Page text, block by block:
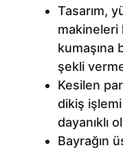
Tasarım,
makineleri
kumaşına
şekli
Kesilen
dikiş işlemi
dayanıklı
Bayrağın